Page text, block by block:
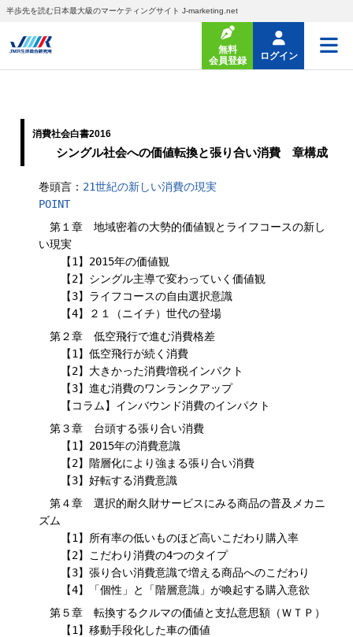
半歩先を読む日本最大級のマーケティングサイト J-marketing.net
無料
会員登録
ログイン
消費社会白書2016
シングル社会への価値転換と張り合い消費 章構成
巻頭言： 21世紀の新しい消費の現実
POINT
第１章 地域密着の大勢的価値観とライフコースの新し
い現実
【1】2015年の価値観
【2】シングル主導で変わっていく価値観
【3】ライフコースの自由選択意識
【4】２１（ニイチ）世代の登場
第２章 低空飛行で進む消費格差
【1】低空飛行が続く消費
【2】大きかった消費増税インパクト
【3】進む消費のワンランクアップ
【コラム】インバウンド消費のインパクト
第３章 台頭する張り合い消費
【1】2015年の消費意識
【2】階層化により強まる張り合い消費
【3】好転する消費意識
第４章 選択的耐久財サービスにみる商品の普及メカニ
ズム
【1】所有率の低いものほど高いこだわり購入率
【2】こだわり消費の4つのタイプ
【3】張り合い消費意識で増える商品へのこだわり
【4】「個性」と「階層意識」が喚起する購入意欲
第５章 転換するクルマの価値と支払意思額（ＷＴＰ）
【1】移動手段化した車の価値